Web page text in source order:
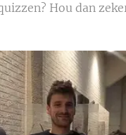
Hou dan